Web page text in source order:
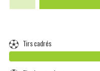
Tirs cadrés